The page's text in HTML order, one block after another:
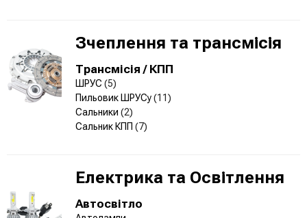
Зчеплення та трансмісія
Трансмісія / КПП
ШРУС (5)
Пильовик ШРУСу(11)
Сальники (2)
Сальник КПП (7)
Електрика та Освітлення
Автосвітло